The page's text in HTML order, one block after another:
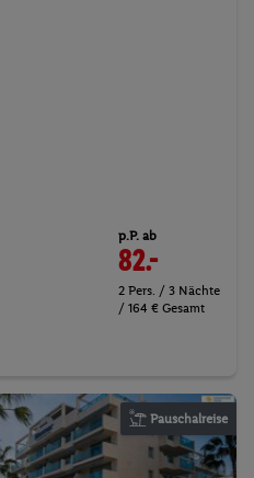
p.P. ab
82.-
2 Pers. / 3 Nächte
/ 164 € Gesamt
Pauschalreise